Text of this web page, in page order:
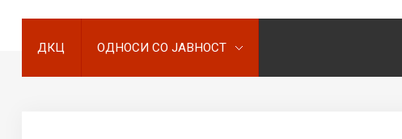
ДКЦ ОДНОСИ СО ЈАВНОСТ